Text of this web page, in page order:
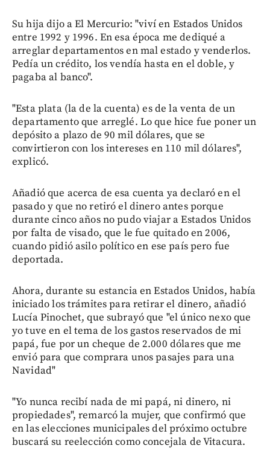
Su hija dijo a El Mercurio: "viví en Estados Unidos
entre 1992 y 1996. En esa época me dediqué a
arreglar departamentos en mal estado y venderlos.
Pedía un crédito, los vendía hasta en el doble, y
pagaba al banco".
"Esta plata (la de la cuenta) es de la venta de un
departamento que arreglé. Lo que hice fue poner un
depósito a plazo de 90 mil dólares, que se
convirtieron con los intereses en 110 mil dólares",
explicó.
Añadió que acerca de esa cuenta ya declaró en el
pasado y que no retiró el dinero antes porque
durante cinco años no pudo viajar a Estados Unidos
por falta de visado, que le fue quitado en 2006,
cuando pidió asilo político en ese país pero fue
deportada.
Ahora, durante su estancia en Estados Unidos, había
iniciado los trámites para retirar el dinero, añadió
Lucía Pinochet, que subrayó que "el único nexo que
yo tuve en el tema de los gastos reservados de mi
papá, fue por un cheque de 2.000 dólares que me
envió para que comprara unos pasajes para una
Navidad"
"Yo nunca recibí nada de mi papá, ni dinero, ni
propiedades", remarcó la mujer, que confirmó que
en las elecciones municipales del próximo octubre
buscará su reelección como concejala de Vitacura.